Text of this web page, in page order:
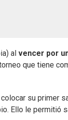
al vencer por
que tiene
su primer
Ello le permitió